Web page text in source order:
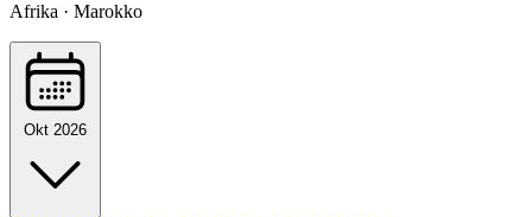
Afrika · Marokko
Okt 2026